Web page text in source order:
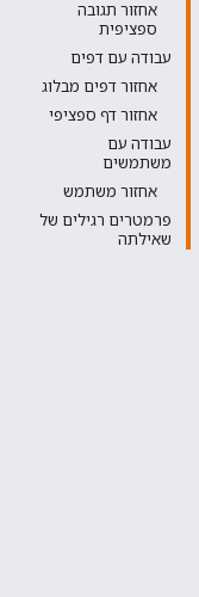
אחזור תגובה
ספציפית
עבודה עם דפים
אחזור דפים מבלוג
אחזור דף ספציפי
עבודה עם
משתמשים
אחזור משתמש
פרמטרים רגילים של
שאילתה